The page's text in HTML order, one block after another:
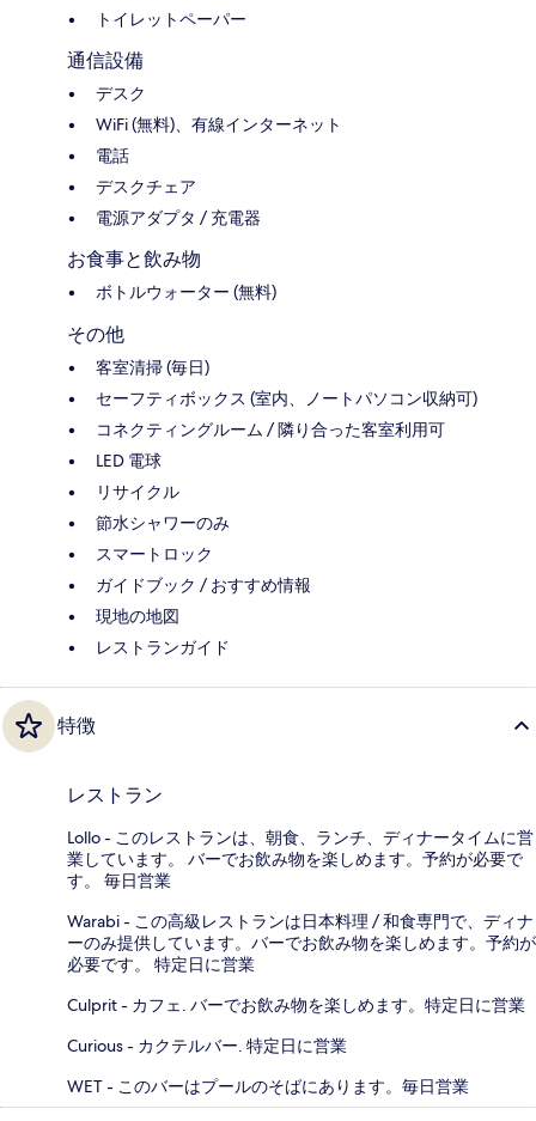
トイレットペーパー
通信設備
デスク
WiFi (無料)、有線インターネット
電話
デスクチェア
電源アダプタ / 充電器
お食事と飲み物
ボトルウォーター (無料)
その他
客室清掃 (毎日)
セーフティボックス (室内、ノートパソコン収納可)
コネクティングルーム / 隣り合った客室利用可
LED 電球
リサイクル
節水シャワーのみ
スマートロック
ガイドブック / おすすめ情報
現地の地図
レストランガイド
特徴
レストラン
Lollo - このレストランは、朝食、ランチ、ディナータイムに営
業しています。 バーでお飲み物を楽しめます。予約が必要で
す。 毎日営業
Warabi - この高級レストランは日本料理 / 和食専門で、ディナ
ーのみ提供しています。バーでお飲み物を楽しめます。予約が
必要です。 特定日に営業
Culprit - カフェ. バーでお飲み物を楽しめます。特定日に営業
Curious - カクテルバー. 特定日に営業
WET - このバーはプールのそばにあります。毎日営業